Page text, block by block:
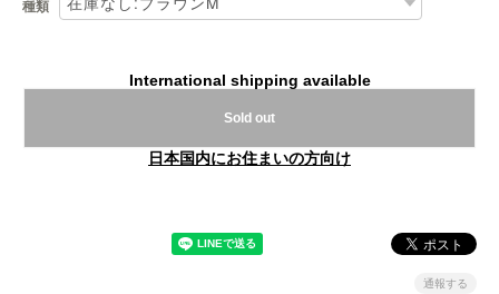
種類
International shipping available
Sold out
日本国内にお住まいの方向け
通報する